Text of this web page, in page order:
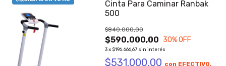
Cinta Para Caminar Ranbak
500
$590.000,00
$840.000,00
30% OFF
3x $196.666,67 sin interés
$531.000,00 con EFECTIVO,